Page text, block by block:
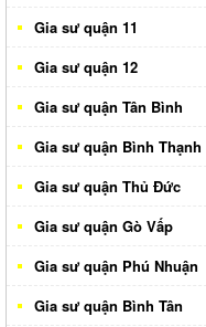
Gia sư quận 11
Gia sư quận 12
Gia sư quận Tân Bình
Gia sư quận Bình Thạnh
Gia sư quận Thủ Đức
Gia sư quận Gò Vấp
Gia sư quận Phú Nhuận
Gia sư quận Bình Tân